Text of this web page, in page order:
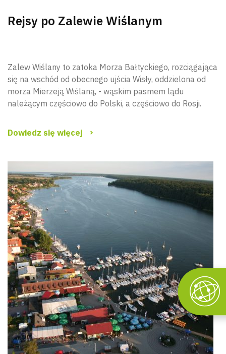
Rejsy po Zalewie Wiślanym
Zalew Wiślany to zatoka Morza Bałtyckiego, rozciągająca
się na wschód od obecnego ujścia Wisły, oddzielona od
morza Mierzeją Wiślaną, - wąskim pasmem lądu
należącym częściowo do Polski, a częściowo do Rosji.
Dowiedz się więcej